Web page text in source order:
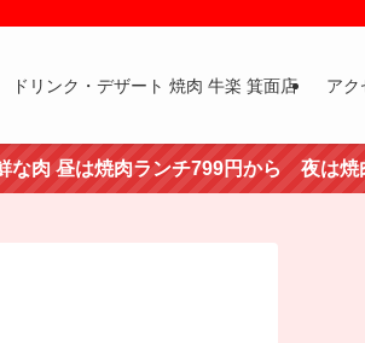
ドリンク・デザート 焼肉 牛楽 箕面店 アク
焼肉ランチ799円から 夜は焼肉499円か